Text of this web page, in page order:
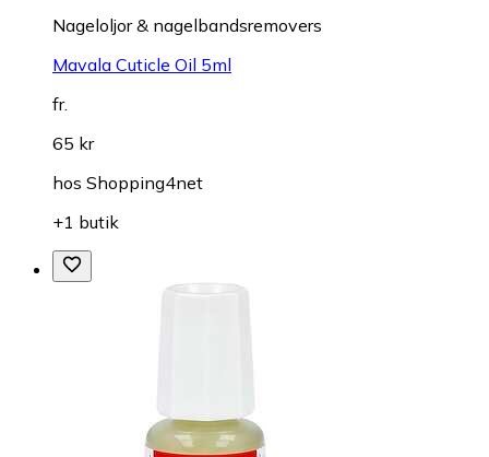
Nageloljor & nagelbandsremovers
Mavala Cuticle Oil 5ml
fr.
65 kr
hos Shopping4net
+1 butik